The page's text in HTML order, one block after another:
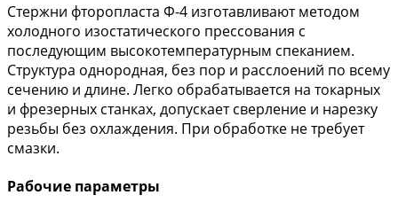
Стержни фторопласта Ф-4 изготавливают методом
холодного изостатического прессования с
последующим высокотемпературным спеканием.
Структура однородная, без пор и расслоений по всему
сечению и длине. Легко обрабатывается на токарных
и фрезерных станках, допускает сверление и нарезку
резьбы без охлаждения. При обработке не требует
смазки.
Рабочие параметры